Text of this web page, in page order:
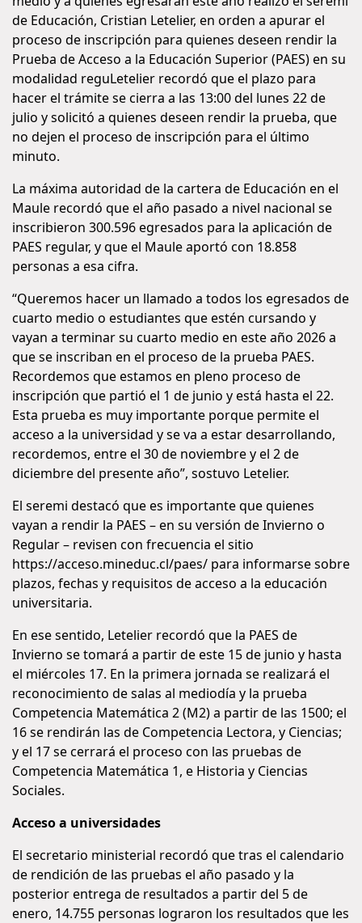
de Educación, Cristian Letelier, en orden a apurar el
proceso de inscripción para quienes deseen rendir la
Prueba de Acceso a la Educación Superior (PAES) en su
modalidad reguLetelier recordó que el plazo para
hacer el trámite se cierra a las 13:00 del lunes 22 de
julio y solicitó a quienes deseen rendir la prueba, que
no dejen el proceso de inscripción para el último
minuto.
La máxima autoridad de la cartera de Educación en el
Maule recordó que el año pasado a nivel nacional se
inscribieron 300.596 egresados para la aplicación de
PAES regular, y que el Maule aportó con 18.858
personas a esa cifra.
“Queremos hacer un llamado a todos los egresados de
cuarto medio o estudiantes que estén cursando y
vayan a terminar su cuarto medio en este año 2026 a
que se inscriban en el proceso de la prueba PAES.
Recordemos que estamos en pleno proceso de
inscripción que partió el 1 de junio y está hasta el 22.
Esta prueba es muy importante porque permite el
acceso a la universidad y se va a estar desarrollando,
recordemos, entre el 30 de noviembre y el 2 de
diciembre del presente año”, sostuvo Letelier.
El seremi destacó que es importante que quienes
vayan a rendir la PAES – en su versión de Invierno o
Regular – revisen con frecuencia el sitio
https://acceso.mineduc.cl/paes/ para informarse sobre
plazos, fechas y requisitos de acceso a la educación
universitaria.
En ese sentido, Letelier recordó que la PAES de
Invierno se tomará a partir de este 15 de junio y hasta
el miércoles 17. En la primera jornada se realizará el
reconocimiento de salas al mediodía y la prueba
Competencia Matemática 2 (M2) a partir de las 1500; el
16 se rendirán las de Competencia Lectora, y Ciencias;
y el 17 se cerrará el proceso con las pruebas de
Competencia Matemática 1, e Historia y Ciencias
Sociales.
Acceso a universidades
El secretario ministerial recordó que tras el calendario
de rendición de las pruebas el año pasado y la
posterior entrega de resultados a partir del 5 de
enero, 14.755 personas lograron los resultados que les